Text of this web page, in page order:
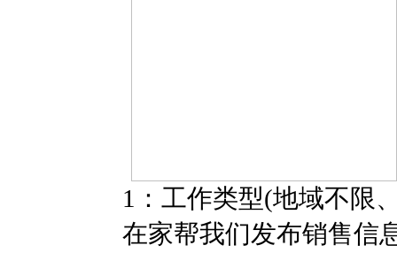
1：工作类型(地域不限
在家帮我们发布销售信